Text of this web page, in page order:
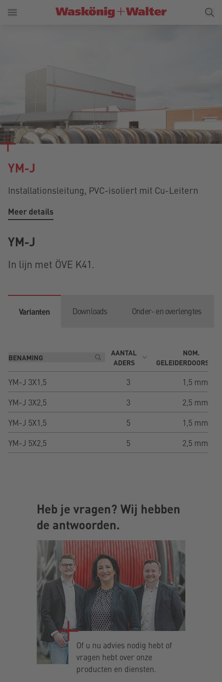
YM-J
Installationsleitung, PVC-isoliert mit Cu-Leitern
Meer details
YM-J
In lijn met ÖVE K41.
Varianten Downloads Onder- en overlengtes
AANTAL
ADERS
NOM.
YM-J 3X1,5 3
1,5 mm²
YM-J 3X2,5
3
2,5 mm²
YM-J 5X1,5
5
1,5 mm²
YM-J 5X2,5
5 2,5 mm²
Heb je vragen? Wij hebben
de antwoorden.
Of u nu advies nodig hebt of
vragen hebt over onze
producten en diensten.